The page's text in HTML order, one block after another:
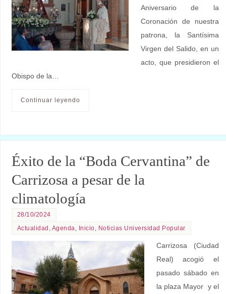
Aniversario de la
Coronación de nuestra
patrona, la Santísima
Virgen del Salido, en un
acto, que presidieron el
Obispo de la…
Continuar leyendo
Éxito de la “Boda Cervantina” de
Carrizosa a pesar de la
climatología
28/10/2024
Actualidad , Agenda, Inicio, Noticias Universidad Popular
Carrizosa (Ciudad
Real) acogió el
pasado sábado en
la plaza Mayor y el